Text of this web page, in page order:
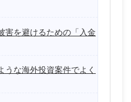
害を避けるための「入金
うな海外投資案件でよく